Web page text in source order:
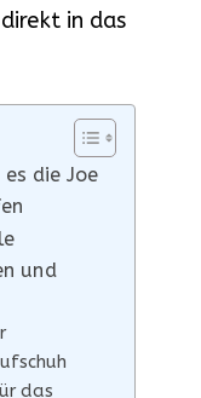
in das
die Joe
und
das